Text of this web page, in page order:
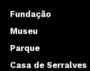
Fundação
Museu
Parque
Casa de Serralves